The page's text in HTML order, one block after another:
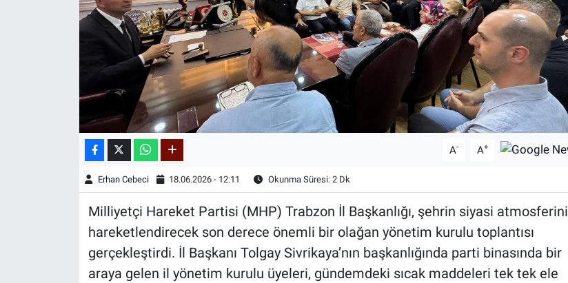
A- A+
Erhan Cebeci 18.06.2026 - 12:11 Okunma Süresi: 2 Dk
Milliyetçi Hareket Partisi (MHP) Trabzon İl Başkanlığı, şehrin siyasi atmosferini
hareketlendirecek son derece önemli bir olağan yönetim kurulu toplantısı
gerçekleştirdi. İl Başkanı Tolgay Sivrikaya’nın başkanlığında parti binasında bir
araya gelen il yönetim kurulu üyeleri, gündemdeki sıcak maddeleri tek tek ele